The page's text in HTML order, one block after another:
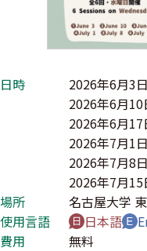
日時
2026年6月3
2026年6月
2026年6月
2026年7月1
2026年7月8
2026年7月
場所
名古屋大学
使用言語
日本語
費用
無料